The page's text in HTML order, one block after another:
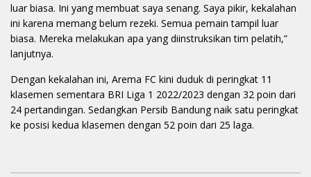
luar biasa. Ini yang membuat saya senang. Saya pikir, kekalahan
ini karena memang belum rezeki. Semua pemain tampil luar
biasa. Mereka melakukan apa yang diinstruksikan tim pelatih,”
lanjutnya.
Dengan kekalahan ini, Arema FC kini duduk di peringkat 11
klasemen sementara BRI Liga 1 2022/2023 dengan 32 poin dari
24 pertandingan. Sedangkan Persib Bandung naik satu peringkat
ke posisi kedua klasemen dengan 52 poin dari 25 laga.